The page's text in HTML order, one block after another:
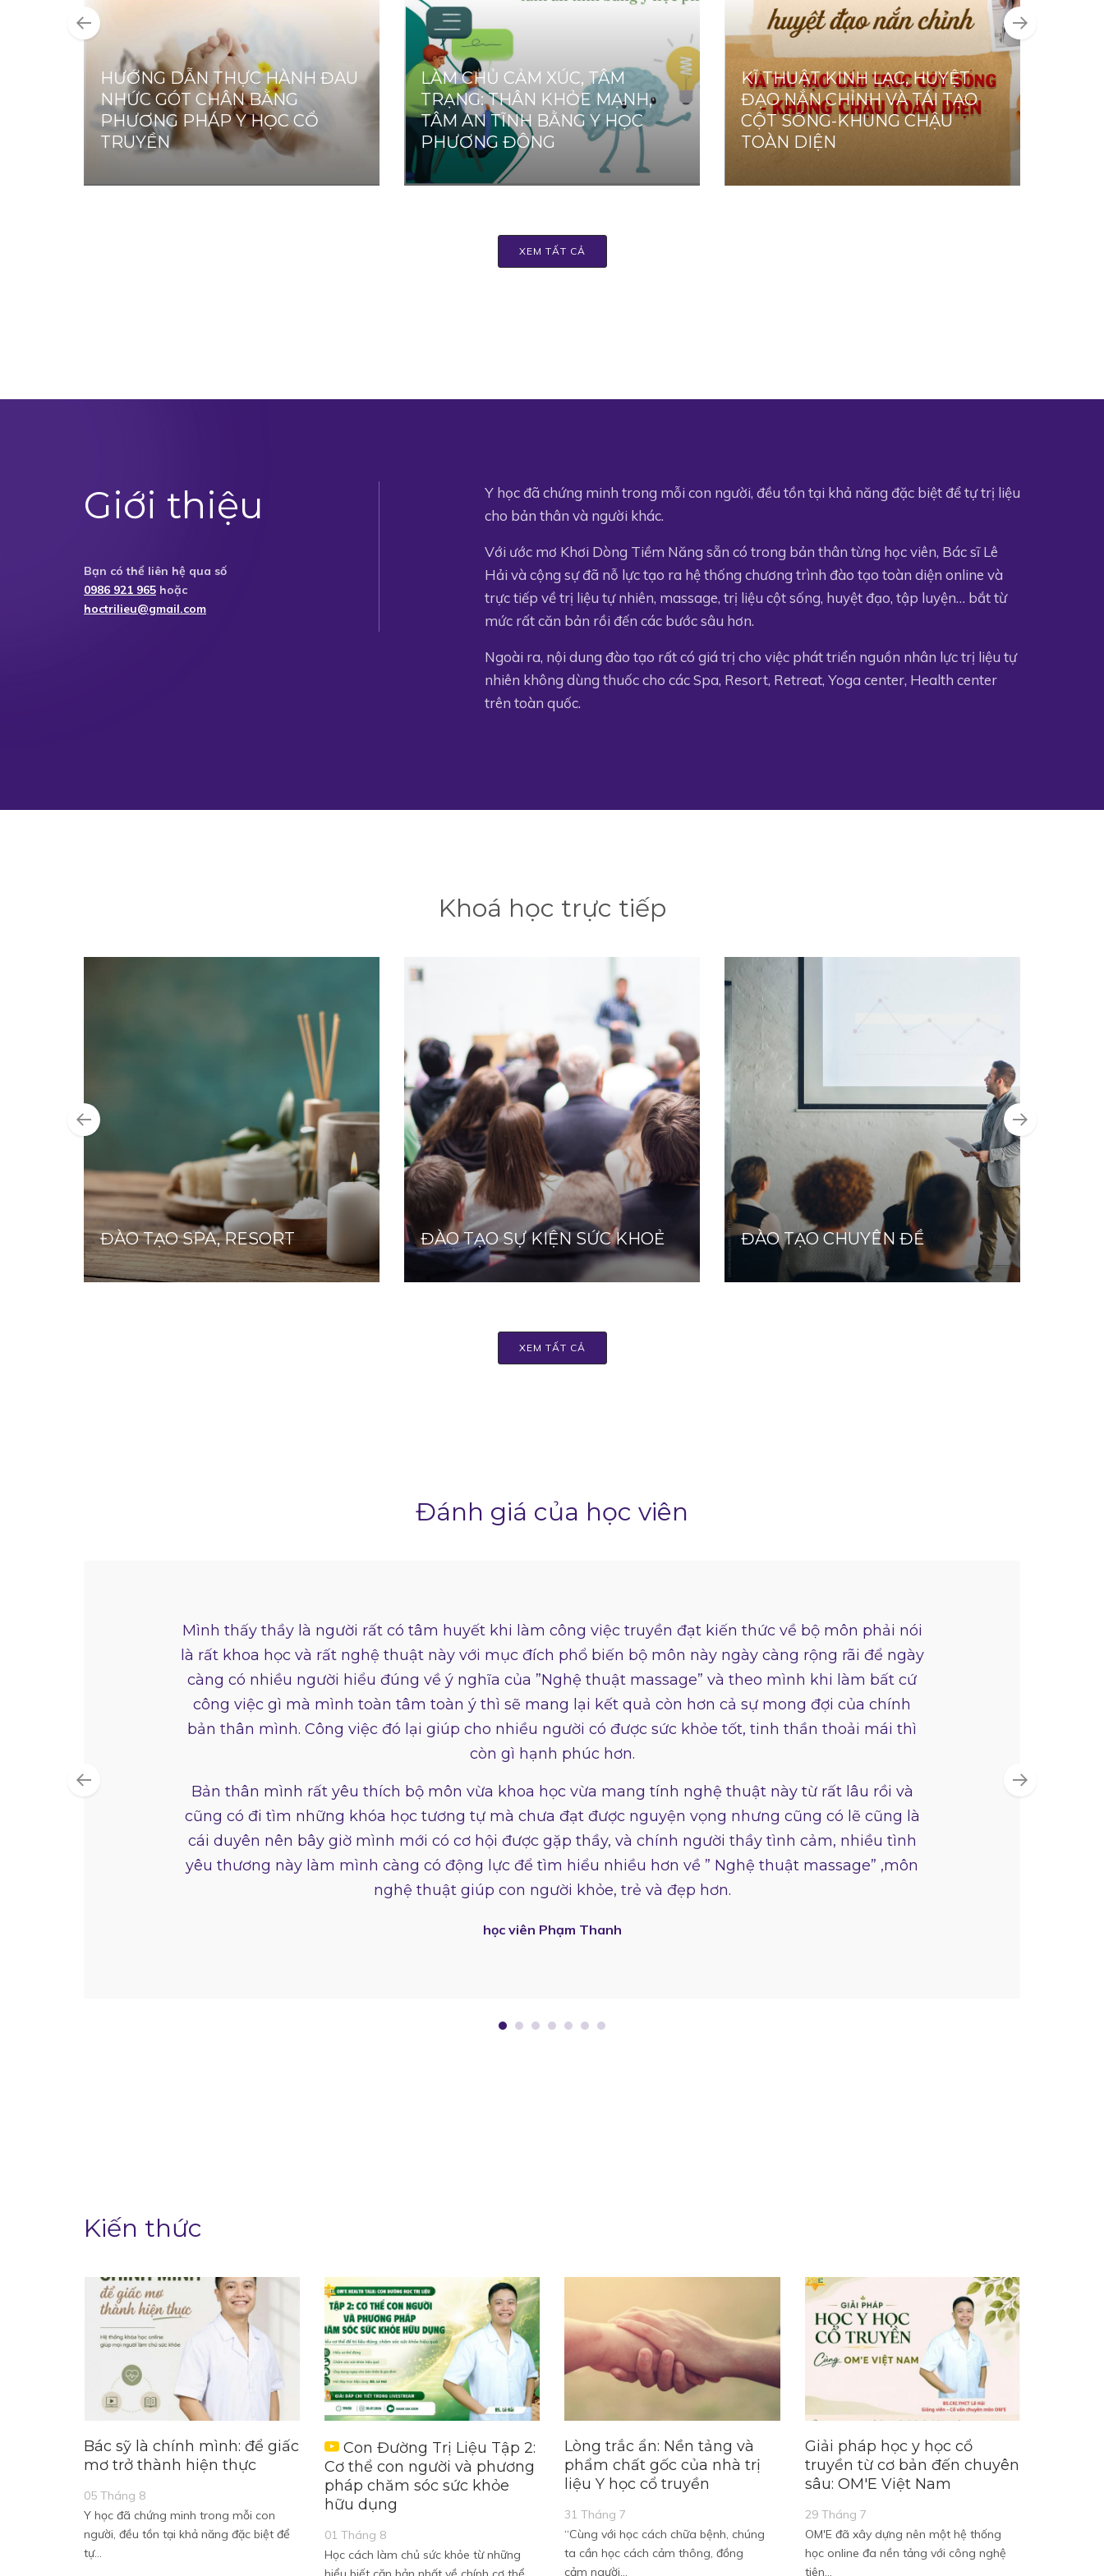
HƯỚNG DẪN THỰC HÀNH ĐAU
NHỨC GÓT CHÂN BẰNG
PHƯƠNG PHÁP Y HỌC CỔ
TRUYỀN
LÀM CHỦ CẢM XÚC, TÂM
TRẠNG: THÂN KHỎE MẠNH,
TÂM AN TĨNH BẰNG Y HỌC
PHƯƠNG ĐÔNG
KĨ THUẬT KINH LẠC, HUYỆT
ĐẠO NẮN CHỈNH VÀ TÁI TẠO
CỘT SỐNG-KHUNG CHẬU
TOÀN DIỆN
XEM TẤT CẢ
Giới thiệu
Bạn có thể liên hệ qua số
0986 921 965 hoặc
hoctrilieu@gmail.com
Y học đã chứng minh trong mỗi con người, đều tồn tại khả năng đặc biệt để tự trị liệu
cho bản thân và người khác.
Với ước mơ Khơi Dòng Tiềm Năng sẵn có trong bản thân từng học viên, Bác sĩ Lê
Hải và cộng sự đã nỗ lực tạo ra hệ thống chương trình đào tạo toàn diện online và
trực tiếp về trị liệu tự nhiên, massage, trị liệu cột sống, huyệt đạo, tập luyện… bắt từ
mức rất căn bản rồi đến các bước sâu hơn.
Ngoài ra, nội dung đào tạo rất có giá trị cho việc phát triển nguồn nhân lực trị liệu tự
nhiên không dùng thuốc cho các Spa, Resort, Retreat, Yoga center, Health center
trên toàn quốc.
Khoá học trực tiếp
ĐÀO TẠO SPA, RESORT ĐÀO TẠO SỰ KIỆN SỨC KHOẺ ĐÀO TẠO CHUYÊN ĐỀ
XEM TẤT CẢ
Đánh giá của học viên
Mình thấy thầy là người rất có tâm huyết khi làm công việc truyền đạt kiến thức về bộ môn phải nói
là rất khoa học và rất nghệ thuật này với mục đích phổ biến bộ môn này ngày càng rộng rãi để ngày
càng có nhiều người hiểu đúng về ý nghĩa của ”Nghệ thuật massage” và theo mình khi làm bất cứ
công việc gì mà mình toàn tâm toàn ý thì sẽ mang lại kết quả còn hơn cả sự mong đợi của chính
bản thân mình. Công việc đó lại giúp cho nhiều người có được sức khỏe tốt, tinh thần thoải mái thì
còn gì hạnh phúc hơn.
Bản thân mình rất yêu thích bộ môn vừa khoa học vừa mang tính nghệ thuật này từ rất lâu rồi và
cũng có đi tìm những khóa học tương tự mà chưa đạt được nguyện vọng nhưng cũng có lẽ cũng là
cái duyên nên bây giờ mình mới có cơ hội được gặp thầy, và chính người thầy tình cảm, nhiều tình
yêu thương này làm mình càng có động lực để tìm hiểu nhiều hơn về ” Nghệ thuật massage” ,môn
nghệ thuật giúp con người khỏe, trẻ và đẹp hơn.
học viên Phạm Thanh
Kiến thức
Bác sỹ là chính mình: để giấc
mơ trở thành hiện thực
05 Tháng 8
Y học đã chứng minh trong mỗi con
người, đều tồn tại khả năng đặc biệt để
tự…
Con Đường Trị Liệu Tập 2:
Cơ thể con người và phương
pháp chăm sóc sức khỏe
hữu dụng
01 Tháng 8
Học cách làm chủ sức khỏe từ những
Lòng trắc ẩn: Nền tảng và
phẩm chất gốc của nhà trị
liệu Y học cổ truyền
31 Tháng 7
“Cùng với học cách chữa bệnh, chúng
ta cần học cách cảm thông, đồng
cảm người…
Giải pháp học y học cổ
truyền từ cơ bản đến chuyên
sâu: OM'E Việt Nam
29 Tháng 7
OM'E đã xây dựng nên một hệ thống
học online đa nền tảng với công nghệ
tiên…